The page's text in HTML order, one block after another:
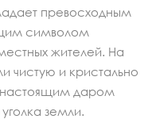
превосходным
символом
жителей. На
чистую и кристально
настоящим даром
земли.